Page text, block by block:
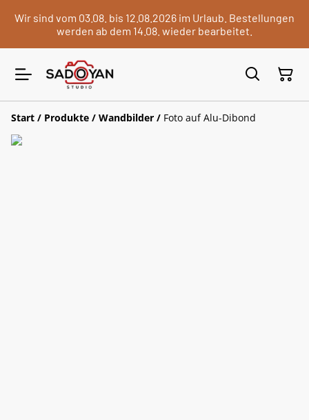
Wir sind vom 03.08. bis 12.08.2026 im Urlaub. Bestellungen
werden ab dem 14.08. wieder bearbeitet.
Start / Produkte / Wandbilder / Foto auf Alu-Dibond